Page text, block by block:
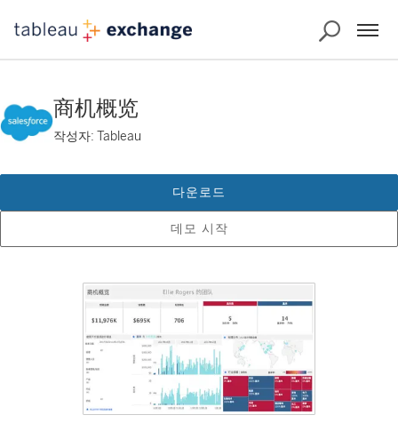
商机概览
작성자: Tableau
데모 시작
다운로드